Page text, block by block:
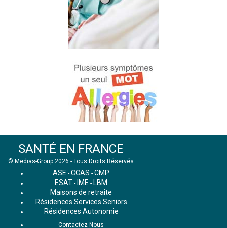
SANTÉ EN FRANCE
© Medias-Group 2026 - Tous Droits Réservés
ASE - CCAS - CMP
ESAT - IME - LBM
Maisons de retraite
Résidences Services Seniors
Résidences Autonomie
Contactez-Nous